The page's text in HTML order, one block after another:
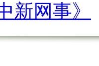
干部”的消
事情闹这么大
新网事》